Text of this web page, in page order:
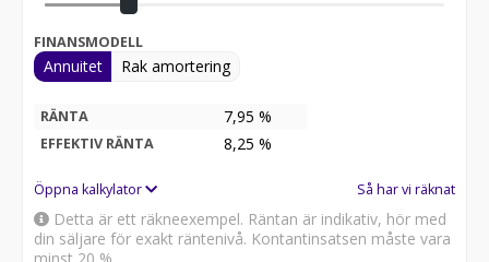
FINANSMODELL
Annuitet Rak amortering
RÄNTA 7,95 %
EFFEKTIV RÄNTA 8,25 %
Öppna kalkylator Så har vi räknat
Detta är ett räkneexempel. Räntan är indikativ, hör med
din säljare för exakt räntenivå. Kontantinsatsen måste vara
minst 20 %.